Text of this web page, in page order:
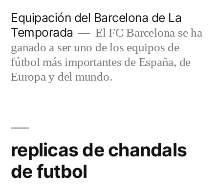
contenido
Equipación del Barcelona de La
Temporada
El FC Barcelona se ha
ganado a ser uno de los equipos de
fútbol más importantes de España, de
Europa y del mundo.
replicas de chandals
de futbol